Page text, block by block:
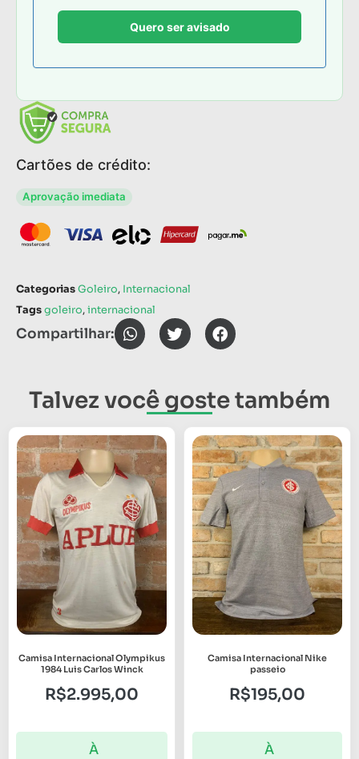
Cartões de crédito:
Aprovação imediata
CategoriasGoleiro, Internacional
Tagsgoleiro,internacional
Compartilhar:
Talvez você goste também
Camisa Internacional Olympikus
1984 Luis Carlos Winck
R$2.995,00
À
Camisa Internacional Nike
passeio
R$195,00
À